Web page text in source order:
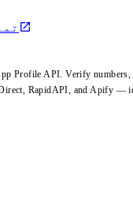
Profile API. Verify numbers,
RapidAPI, and Apify —